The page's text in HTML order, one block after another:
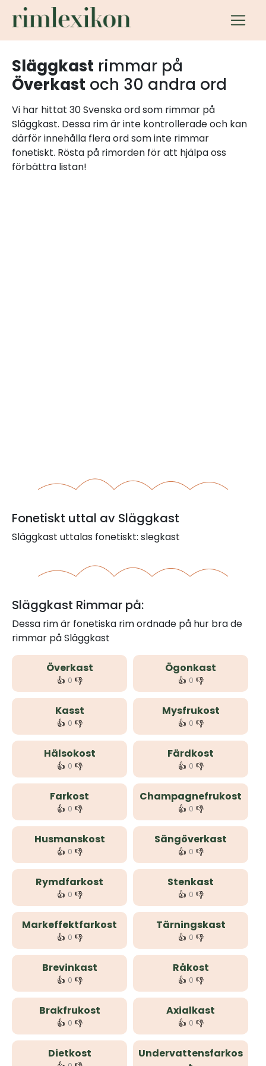
Släggkast rimmar på
Överkast och 30 andra ord
Vi har hittat 30 Svenska ord som rimmar på
Släggkast. Dessa rim är inte kontrollerade och kan
därför innehålla flera ord som inte rimmar
fonetiskt. Rösta på rimorden för att hjälpa oss
förbättra listan!
Fonetiskt uttal av Släggkast
Släggkast uttalas fonetiskt: slegkast
Släggkast Rimmar på:
Dessa rim är fonetiska rim ordnade på hur bra de
rimmar på Släggkast
Överkast
👍 0 👎
Ögonkast
👍 0 👎
Kasst
👍 0 👎
Mysfrukost
👍 0 👎
Hälsokost
👍 0 👎
Färdkost
👍 0 👎
Farkost
👍 0 👎
Champagnefrukost
👍 0 👎
Husmanskost
👍 0 👎
Sängöverkast
👍 0 👎
Rymdfarkost
👍 0 👎
Stenkast
👍 0 👎
Markeffektfarkost
👍 0 👎
Tärningskast
👍 0 👎
Brevinkast
👍 0 👎
Råkost
👍 0 👎
Brakfrukost
👍 0 👎
Axialkast
👍 0 👎
Dietkost
Undervattensfarkos